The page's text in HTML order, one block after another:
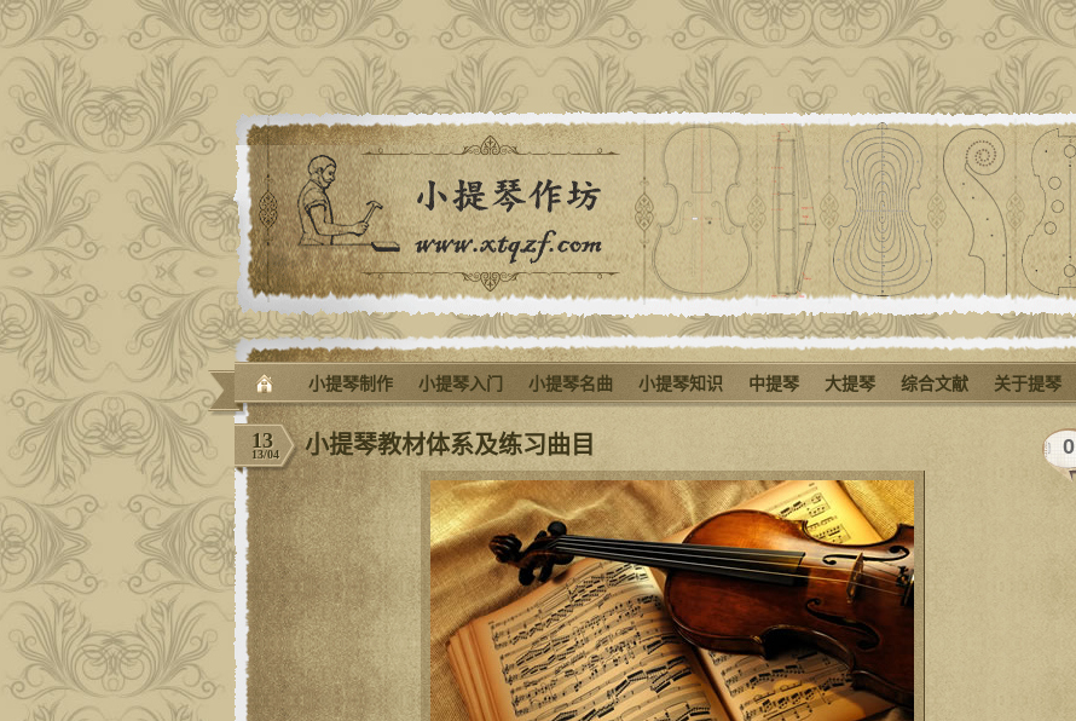
小提琴制作 小提琴入门 小提琴名曲 小提琴知识 中提琴 大提琴 综合文献 关于提琴
小提琴教材体系及练习曲目 0
13
13/04